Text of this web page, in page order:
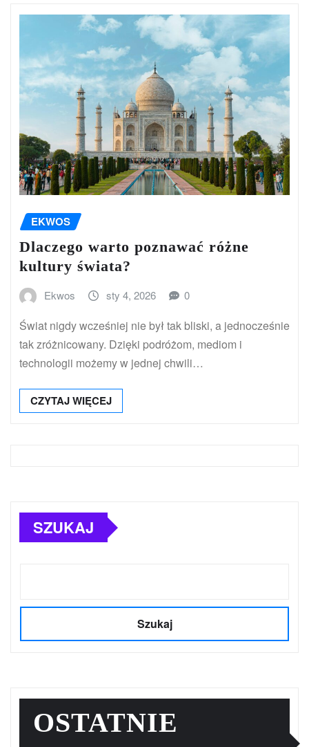
EKWOS
Dlaczego warto poznawać różne
kultury świata?
Ekwos sty 4, 2026 0
Świat nigdy wcześniej nie był tak bliski, a jednocześnie
tak zróżnicowany. Dzięki podróżom, mediom i
technologii możemy w jednej chwili…
CZYTAJ WIĘCEJ
SZUKAJ
Szukaj
OSTATNIE